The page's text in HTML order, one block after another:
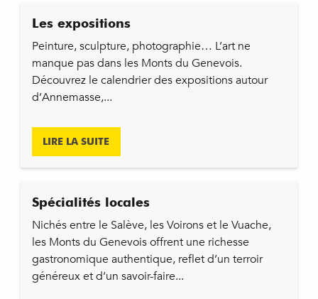
Les expositions
Peinture, sculpture, photographie… L’art ne
manque pas dans les Monts du Genevois.
Découvrez le calendrier des expositions autour
d’Annemasse,...
LIRE LA SUITE
Spécialités locales
Nichés entre le Salève, les Voirons et le Vuache,
les Monts du Genevois offrent une richesse
gastronomique authentique, reflet d’un terroir
généreux et d’un savoir-faire...